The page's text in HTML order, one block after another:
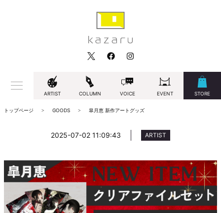
ARTIST COLUMN VOICE EVENT STORE
トップページ GOODS 皐月恵 新作アートグッズ
2025-07-02 11:09:43 ARTIST